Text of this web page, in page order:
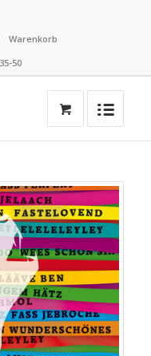
Warenkorb
50